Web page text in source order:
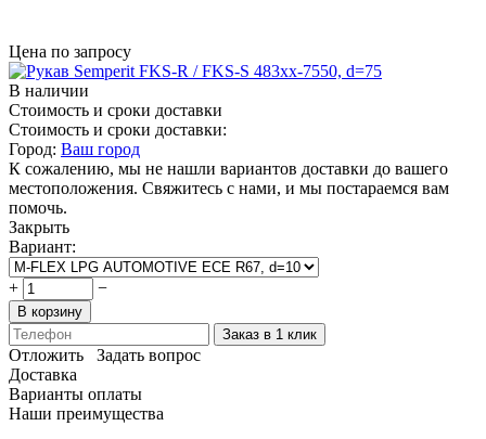
Цена по запросу
В наличии
Стоимость и сроки доставки
Стоимость и сроки доставки:
Город: Ваш город
К сожалению, мы не нашли вариантов доставки до вашего
местоположения. Свяжитесь с нами, и мы постараемся вам
помочь.
Закрыть
Вариант:
+ −
В корзину
Заказ в 1 клик
Отложить
Задать вопрос
Доставка
Варианты оплаты
Наши преимущества